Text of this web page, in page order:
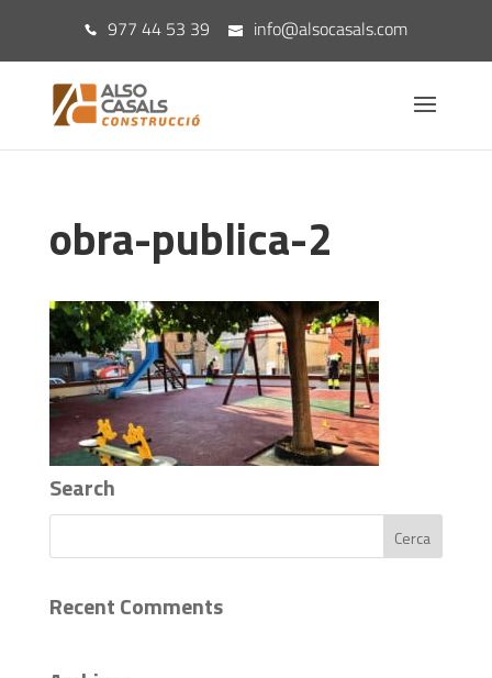
977 44 53 39 info@alsocasals.com
obra-publica-2
Search
Recent Comments